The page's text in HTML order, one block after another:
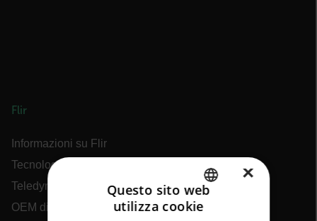
Flir
Informazioni su Flir
Tecnologie Teledyne
Teledyne FLIR Defense
OEM di Teledyne FLIR
ENGLISH
×
Questo sito web
utilizza cookie